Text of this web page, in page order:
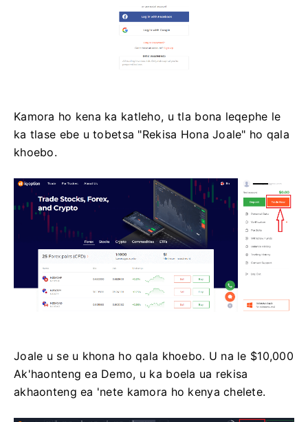
Kamora ho kena ka katleho, u tla bona leqephe le
ka tlase ebe u tobetsa "Rekisa Hona Joale" ho qala
khoebo.
Joale u se u khona ho qala khoebo. U na le $10,000
Ak'haonteng ea Demo, u ka boela ua rekisa
akhaonteng ea 'nete kamora ho kenya chelete.